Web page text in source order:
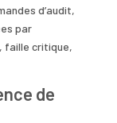
d’audit,
par
faille critique,
de